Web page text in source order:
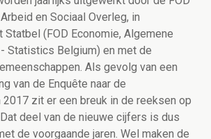
en Sociaal Overleg, in
Statbel (FOD Economie, Algemene
Statistics Belgium) en met de
Als gevolg van een
van de Enquête naar de
zit er een breuk in de reeksen op
deel van de nieuwe cijfers is dus
de voorgaande jaren. Wel maken de